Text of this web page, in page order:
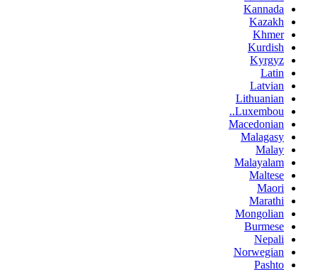
Kannada
Kazakh
Khmer
Kurdish
Kyrgyz
Latin
Latvian
Lithuanian
Luxembou..
Macedonian
Malagasy
Malay
Malayalam
Maltese
Maori
Marathi
Mongolian
Burmese
Nepali
Norwegian
Pashto